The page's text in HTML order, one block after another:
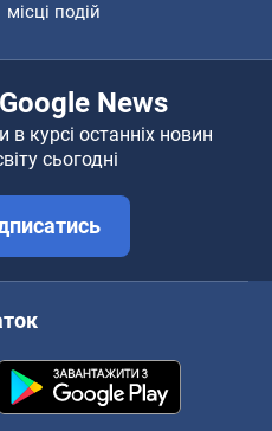
місці подій
News
в курсі останніх новин
сьогодні